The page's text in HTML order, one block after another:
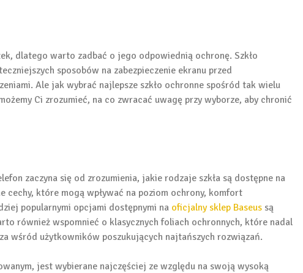
dlatego warto zadbać o jego odpowiednią ochronę. Szkło
sposobów na zabezpieczenie ekranu przed
Ale jak wybrać najlepsze szkło ochronne spośród tak wielu
Ci zrozumieć, na co zwracać uwagę przy wyborze, aby chronić
zaczyna się od zrozumienia, jakie rodzaje szkła są dostępne na
cechy, które mogą wpływać na poziom ochrony, komfort
popularnymi opcjami dostępnymi na oficjalny sklep Baseus są
również wspomnieć o klasycznych foliach ochronnych, które nadal
wśród użytkowników poszukujących najtańszych rozwiązań.
jest wybierane najczęściej ze względu na swoją wysoką